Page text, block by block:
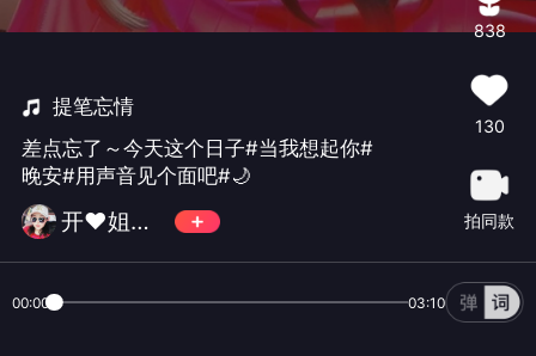
提笔忘情
差点忘了～今天这个日子#当我想起你#
晚安#用声音见个面吧#🌙
开❤姐🎺🌹🎺
838
130
拍同款
00:00 03:10